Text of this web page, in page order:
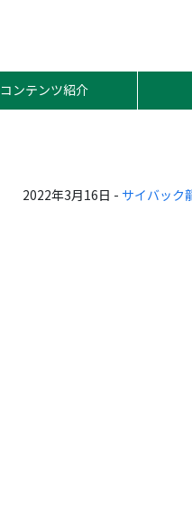
コンテンツ紹介
2022年3月16日 - サイバック